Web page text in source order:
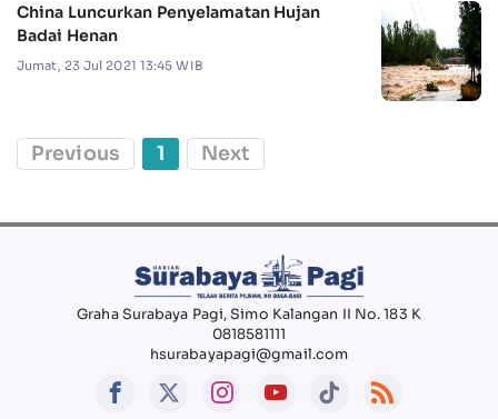
China Luncurkan Penyelamatan Hujan
Badai Henan
Jumat, 23 Jul 2021 13:45 WIB
Previous 1 Next
Graha Surabaya Pagi, Simo Kalangan II No. 183 K
0818581111
hsurabayapagi@gmail.com